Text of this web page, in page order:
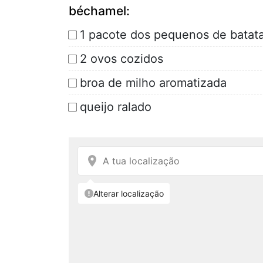
béchamel:
1 pacote dos pequenos de
2 ovos cozidos
broa de milho aromatizada
queijo ralado